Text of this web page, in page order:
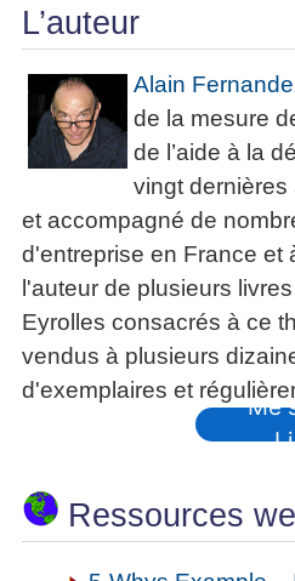
L’auteur
Alain
de la mesure
de l’aide à la
vingt
et accompagné de
d'entreprise en France et
l'auteur de plusieurs
Eyrolles consacrés à ce
vendus à plusieurs
d'exemplaires et
Me
Ressources